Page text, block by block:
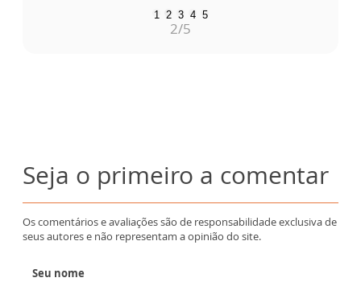
1 2 3 4 5
2/5
Seja o primeiro a comentar
Os comentários e avaliações são de responsabilidade exclusiva de
seus autores e não representam a opinião do site.
Seu nome